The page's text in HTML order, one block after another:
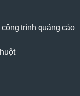
trình quảng cáo